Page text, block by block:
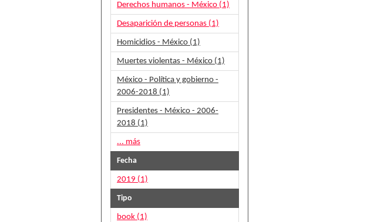
Derechos humanos - México (1)
Desaparición de personas (1)
Homicidios - México (1)
Muertes violentas - México (1)
México - Política y gobierno -
2006-2018 (1)
Presidentes - México - 2006-
2018 (1)
... más
Fecha
2019 (1)
Tipo
book (1)